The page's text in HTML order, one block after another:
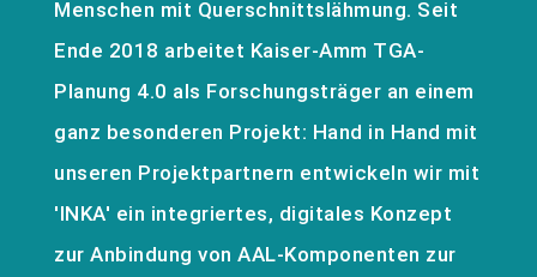
Menschen mit Querschnittslähmung. Seit
Ende 2018 arbeitet Kaiser-Amm TGA-
Planung 4.0 als Forschungsträger an einem
ganz besonderen Projekt: Hand in Hand mit
unseren Projektpartnern entwickeln wir mit
'INKA' ein integriertes, digitales Konzept
zur Anbindung von AAL-Komponenten zur